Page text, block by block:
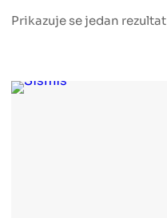
Prikazuje se jedan rezultat